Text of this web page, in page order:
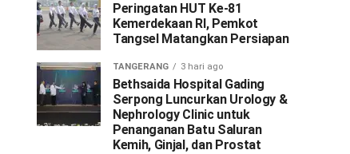
Peringatan HUT Ke-81
Kemerdekaan RI, Pemkot
Tangsel Matangkan Persiapan
TANGERANG 3 hari ago
Bethsaida Hospital Gading
Serpong Luncurkan Urology &
Nephrology Clinic untuk
Penanganan Batu Saluran
Kemih, Ginjal, dan Prostat